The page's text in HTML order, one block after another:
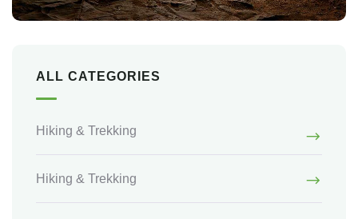
ALL CATEGORIES
Hiking & Trekking
Hiking & Trekking